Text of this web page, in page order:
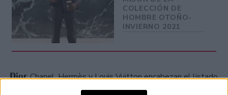
COLECCIÓN DE
HOMBRE OTOÑO-
INVIERNO 2021
Dior, Chanel, Hermès y Louis Vuitton encabezan el listado
de las marcas de lujo favoritas de los Chinos, que según un